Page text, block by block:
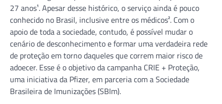
27 anos¹. Apesar desse histórico, o serviço ainda é pouco
conhecido no Brasil, inclusive entre os médicos². Com o
apoio de toda a sociedade, contudo, é possível mudar o
cenário de desconhecimento e formar uma verdadeira rede
de proteção em torno daqueles que correm maior risco de
adoecer. Esse é o objetivo da campanha CRIE + Proteção,
uma iniciativa da Pfizer, em parceria com a Sociedade
Brasileira de Imunizações (SBIm).